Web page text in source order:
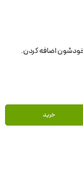
خرید